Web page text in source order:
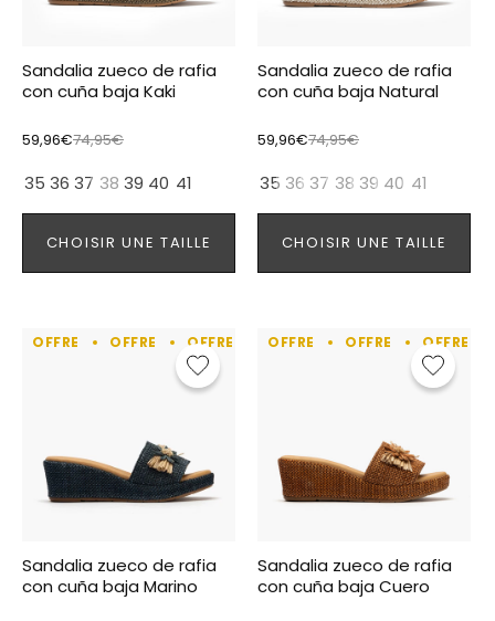
35 36 37 38 39 40 41
CHOISIR UNE TAILLE
Sandalia zueco de rafia
con cuña baja Kaki
59,96€74,95€
35 36 37 38 39 40 41
CHOISIR UNE TAILLE
Sandalia zueco de rafia
con cuña baja Natural
59,96€74,95€
OFFRE OFFRE OFFRE OFFRE OFFRE OFFRE
Sandalia zueco de rafia
con cuña baja Marino
OFFRE OFFRE OFFRE
Sandalia zueco de rafia
con cuña baja Cuero